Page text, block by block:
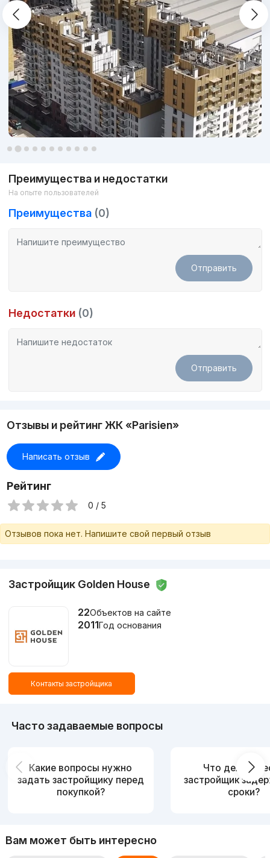
К покупке доступны 2, 3 и 4-х комнатные квартиры с
черновой отделкой и возможностью рассрочки. На выбор
будущих жильцов предлагается несколько планировочных
решений и возможность выбора квартиры на любом из 9
этажей ЖК.
Преимущества и недостатки
На опыте пользователей
Преимущества (0)
Отправить
Недостатки (0)
Отправить
Отзывы и рейтинг ЖК «Parisien»
Написать отзыв
Рейтинг
0 / 5
Отзывов пока нет. Напишите свой первый отзыв
Застройщик Golden House
22Объектов на сайте
2011Год основания
Контакты застройщика
Часто задаваемые вопросы
Какие вопросы нужно
задать застройщику перед
покупкой?
Что делать,
застройщик
сроки?
Вам может быть интересно